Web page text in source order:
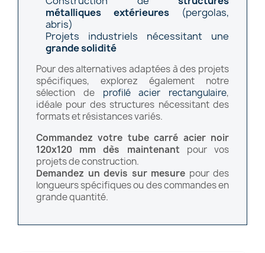
métalliques extérieures (pergolas,
abris)
Projets industriels nécessitant une
grande solidité
Pour des alternatives adaptées à des projets
spécifiques, explorez également notre
sélection de profilé acier rectangulaire,
idéale pour des structures nécessitant des
formats et résistances variés.
Commandez votre tube carré acier noir
120x120 mm dès maintenant pour vos
projets de construction.
Demandez un devis sur mesure pour des
longueurs spécifiques ou des commandes en
grande quantité.